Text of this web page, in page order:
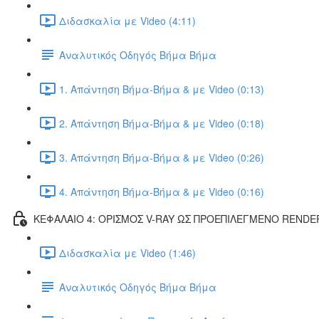
Διδασκαλία με Video (4:11)
Αναλυτικός Οδηγός Βήμα Βήμα
1. Απάντηση Βήμα-Βήμα & με Video (0:13)
2. Απάντηση Βήμα-Βήμα & με Video (0:18)
3. Απάντηση Βήμα-Βήμα & με Video (0:26)
4. Απάντηση Βήμα-Βήμα & με Video (0:16)
ΚΕΦΑΛΑΙΟ 4: ΟΡΙΣΜΟΣ V-RAY ΩΣ ΠΡΟΕΠΙΛΕΓΜΕΝΟ
Διδασκαλία με Video (1:46)
Αναλυτικός Οδηγός Βήμα Βήμα